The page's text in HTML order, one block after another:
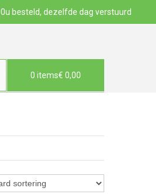
besteld, dezelfde dag verstuurd
0 items€ 0,00